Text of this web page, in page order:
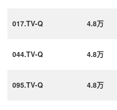
017.TV-Q 4.8万
044.TV-Q 4.8万
095.TV-Q 4.8万